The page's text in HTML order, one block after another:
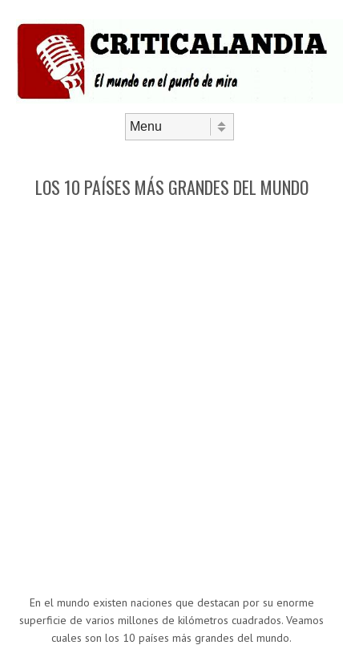
LOS 10 PAÍSES MÁS GRANDES DEL MUNDO
En el mundo existen naciones que destacan por su enorme
superficie de varios millones de kilómetros cuadrados. Veamos
cuales son los 10 países más grandes del mundo.